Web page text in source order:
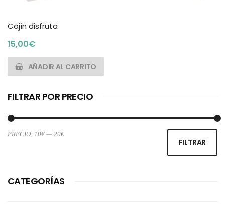
Cojín disfruta
15,00€
AÑADIR AL CARRITO
FILTRAR POR PRECIO
FILTRAR
PRECIO: 10€ — 20€
CATEGORÍAS